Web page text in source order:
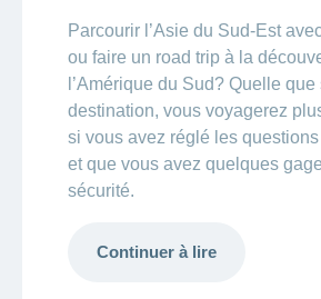
Parcourir l’Asie du Sud-Est
ou faire un road trip à la
l’Amérique du Sud? Quelle que
destination, vous voyagerez
si vous avez réglé les
et que vous avez quelques
sécurité.
Continuer à lire